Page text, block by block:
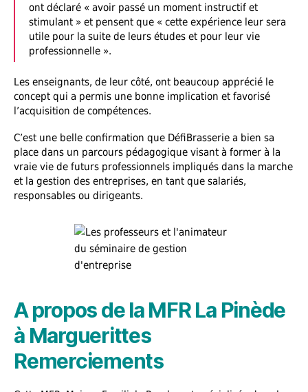
ont déclaré « avoir passé un moment instructif et
stimulant » et pensent que « cette expérience leur sera
utile pour la suite de leurs études et pour leur vie
professionnelle ».
Les enseignants, de leur côté, ont beaucoup apprécié le
concept qui a permis une bonne implication et favorisé
l’acquisition de compétences.
C’est une belle confirmation que DéfiBrasserie a bien sa
place dans un parcours pédagogique visant à former à la
vraie vie de futurs professionnels impliqués dans la marche
et la gestion des entreprises, en tant que salariés,
responsables ou dirigeants.
A propos de la MFR La Pinède
à Marguerittes
Remerciements